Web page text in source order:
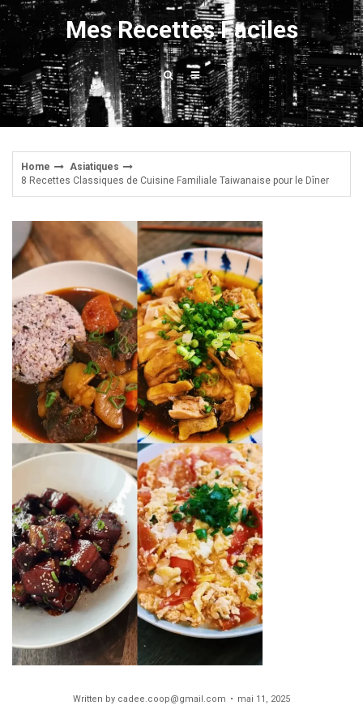
Skip
to
content
Mes Recettes Faciles
Home
Asiatiques
8 Recettes Classiques de Cuisine Familiale Taiwanaise pour le Dîner
Written by cadee.coop@gmail.com mai 11, 2025